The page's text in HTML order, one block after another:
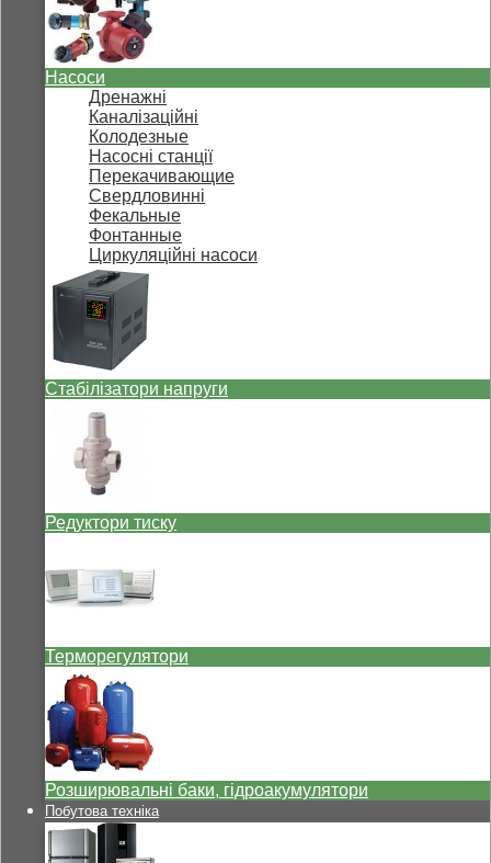
Насоси
Дренажні
Каналізаційні
Колодезные
Насосні станції
Перекачивающие
Свердловинні
Фекальные
Фонтанные
Циркуляційні насоси
Стабілізатори напруги
Редуктори тиску
Терморегулятори
Розширювальні баки, гідроакумулятори
Побутова техніка